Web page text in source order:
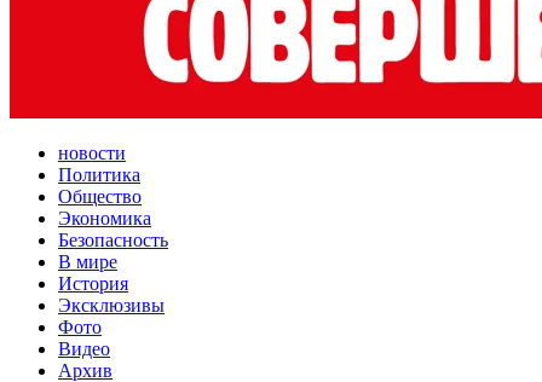
новости
Политика
Общество
Экономика
Безопасность
В мире
История
Эксклюзивы
Фото
Видео
Архив